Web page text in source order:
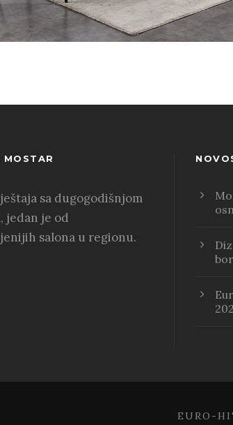
sa dugogodišnjom
jedan je od
salona u regionu.
EURO-